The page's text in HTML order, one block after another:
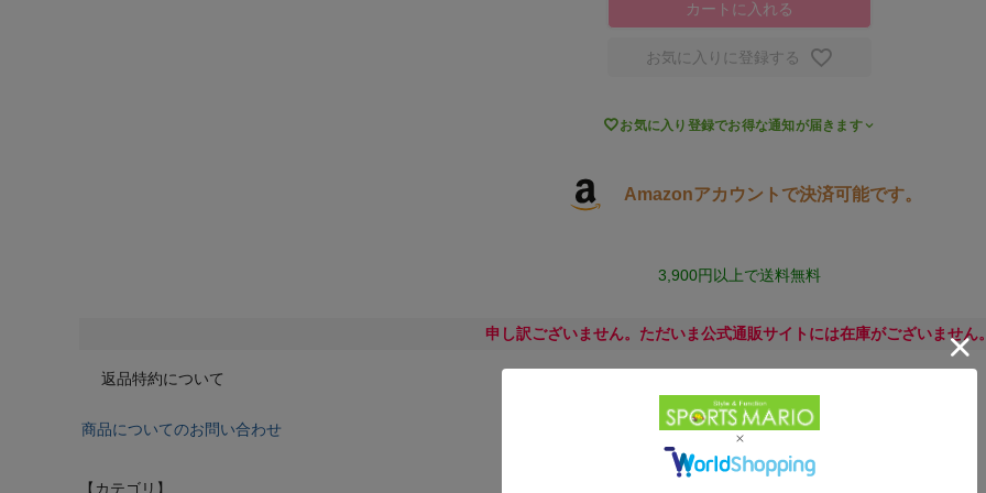
カートに入れる
お気に入りに登録する
お気に入り登録でお得な通知が届きます
Amazonアカウントで決済可能です。
3,900円以上で送料無料
申し訳ございません。ただいま公式通販サイトには在庫がございません
返品特約について
商品についてのお問い合わせ
【カテゴリ】